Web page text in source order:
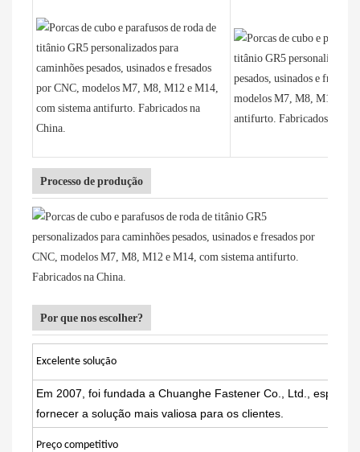
Processo de produção
Por que nos escolher?
Excelente solução
Em 2007, foi fundada a Chuanghe Fastener Co., Ltd.,
fornecer a solução mais valiosa para os clientes.
Preço competitivo